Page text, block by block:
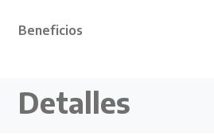
Beneficios
Detalles